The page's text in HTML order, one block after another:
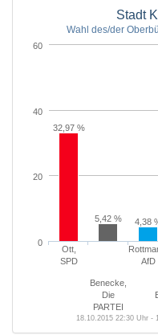
Stadt
Wahl des/der
32,97 %
5,42 %
4,38
Ott,
SPD
Benecke,
Die
PARTEI
AfD
0
20
40
60
18.10.2015 22:30 Uhr -